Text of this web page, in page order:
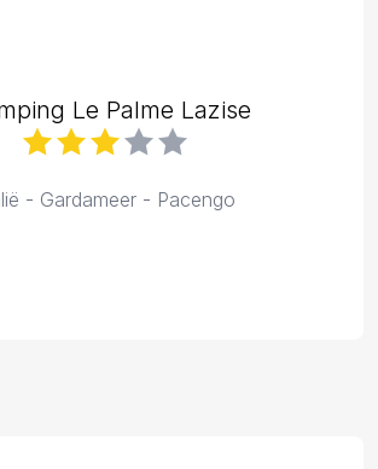
Le Palme Lazise
- Gardameer - Pacengo